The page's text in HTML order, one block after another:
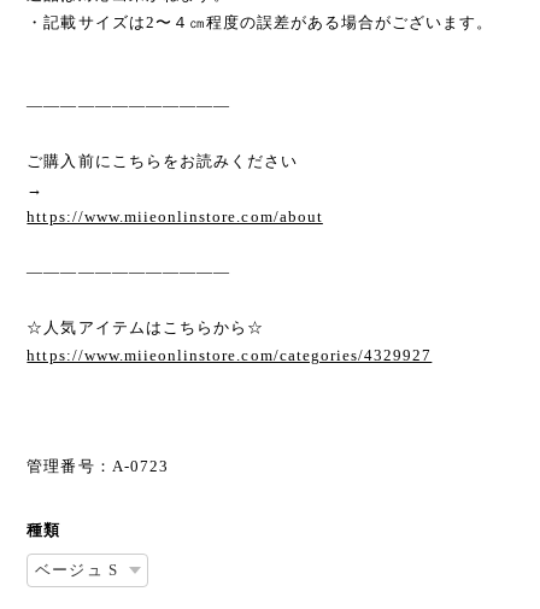
・記載サイズは2〜４㎝程度の誤差がある場合がございます。
————————————
ご購入前にこちらをお読みください
→
https://www.miieonlinstore.com/about
————————————
☆人気アイテムはこちらから☆
https://www.miieonlinstore.com/categories/4329927
管理番号：A-0723
種類